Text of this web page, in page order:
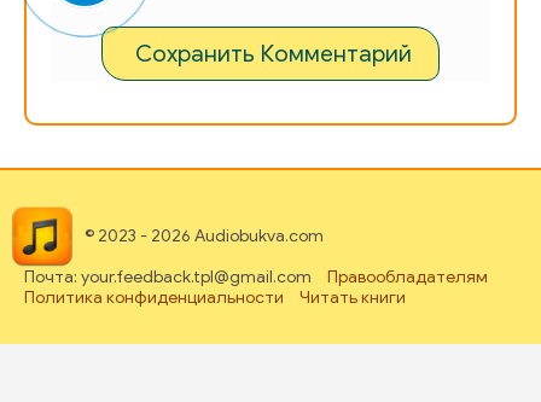
Сохранить Комментарий
© 2023 - 2026 Audiobukva.com
Почта: your.feedback.tpl@gmail.com
Правообладателям
Политика конфиденциальности
Читать книги